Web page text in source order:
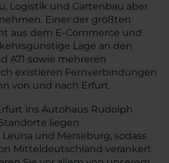
Logistik und Gartenbau aber
Einer der größten
aus dem E-Commerce und
Lage an den
A71 sowie mehreren
existieren Fernverbindungen
von und nach Erfurt.
ins Autohaus Rudolph
liegen
und Merseburg, sodass
Mitteldeutschland verankert